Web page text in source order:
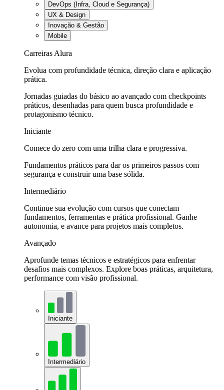
DevOps (Infra, Cloud e Segurança)
UX & Design
Inovação & Gestão
Mobile
Carreiras Alura
Evolua com profundidade técnica, direção clara e aplicação
prática.
Jornadas guiadas do básico ao avançado com checkpoints
práticos, desenhadas para quem busca profundidade e
protagonismo técnico.
Iniciante
Comece do zero com uma trilha clara e progressiva.
Fundamentos práticos para dar os primeiros passos com
segurança e construir uma base sólida.
Intermediário
Continue sua evolução com cursos que conectam
fundamentos, ferramentas e prática profissional. Ganhe
autonomia, e avance para projetos mais completos.
Avançado
Aprofunde temas técnicos e estratégicos para enfrentar
desafios mais complexos. Explore boas práticas, arquitetura,
performance com visão profissional.
Iniciante
Intermediário